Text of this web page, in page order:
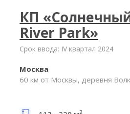
КП
River Park»
Срок ввода: IV квартал 2024
Москва
60 км от Москвы, деревня
2